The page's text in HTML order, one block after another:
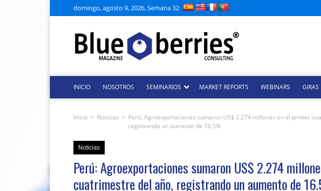
domingo, agosto 9, 2026, Semana 32
INICIO NOSOTROS SEMINARIOS MARKET REPORTS WEBINARS GIRAS
Inicio > Noticias > Perú: Agroexportaciones sumaron US$ 2.274 millones en el primer
registrando un aumento de 16.5%
Noticias
Perú: Agroexportaciones sumaron US$ 2.274
cuatrimestre del año, registrando un aumento de